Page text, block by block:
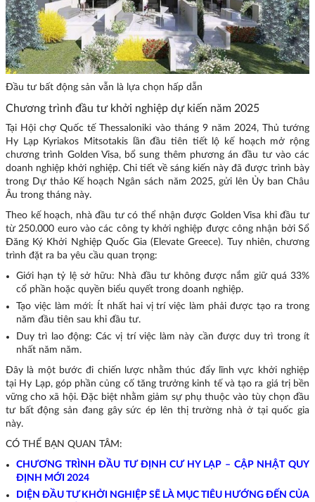
Đầu tư bất động sản vẫn là lựa chọn hấp dẫn
Chương trình đầu tư khởi nghiệp dự kiến năm 2025
Tại Hội chợ Quốc tế Thessaloniki vào tháng 9 năm 2024, Thủ tướng
Hy Lạp Kyriakos Mitsotakis lần đầu tiên tiết lộ kế hoạch mở rộng
chương trình Golden Visa, bổ sung thêm phương án đầu tư vào các
doanh nghiệp khởi nghiệp. Chi tiết về sáng kiến này đã được trình bày
trong Dự thảo Kế hoạch Ngân sách năm 2025, gửi lên Ủy ban Châu
Âu trong tháng này.
Theo kế hoạch, nhà đầu tư có thể nhận được Golden Visa khi đầu tư
từ 250.000 euro vào các công ty khởi nghiệp được công nhận bởi Sổ
Đăng Ký Khởi Nghiệp Quốc Gia (Elevate Greece). Tuy nhiên, chương
trình đặt ra ba yêu cầu quan trọng:
Giới hạn tỷ lệ sở hữu: Nhà đầu tư không được nắm giữ quá 33%
cổ phần hoặc quyền biểu quyết trong doanh nghiệp.
Tạo việc làm mới: Ít nhất hai vị trí việc làm phải được tạo ra trong
năm đầu tiên sau khi đầu tư.
Duy trì lao động: Các vị trí việc làm này cần được duy trì trong ít
nhất năm năm.
Đây là một bước đi chiến lược nhằm thúc đẩy lĩnh vực khởi nghiệp
tại Hy Lạp, góp phần củng cố tăng trưởng kinh tế và tạo ra giá trị bền
vững cho xã hội. Đặc biệt nhằm giảm sự phụ thuộc vào tùy chọn đầu
tư bất động sản đang gây sức ép lên thị trường nhà ở tại quốc gia
này.
CÓ THỂ BẠN QUAN TÂM:
CHƯƠNG TRÌNH ĐẦU TƯ ĐỊNH CƯ HY LẠP – CẬP NHẬT QUY
ĐỊNH MỚI 2024
DIỆN ĐẦU TƯ KHỞI NGHIỆP SẼ LÀ MỤC TIÊU HƯỚNG ĐẾN CỦA